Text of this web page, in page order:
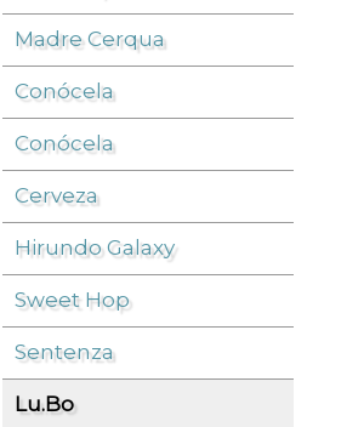
Madre Cerqua
Conócela
Conócela
Cerveza
Hirundo Galaxy
Sweet Hop
Sentenza
Lu.Bo